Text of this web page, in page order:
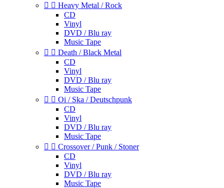
  Heavy Metal / Rock
CD
Vinyl
DVD / Blu ray
Music Tape
  Death / Black Metal
CD
Vinyl
DVD / Blu ray
Music Tape
  Oi / Ska / Deutschpunk
CD
Vinyl
DVD / Blu ray
Music Tape
  Crossover / Punk / Stoner
CD
Vinyl
DVD / Blu ray
Music Tape